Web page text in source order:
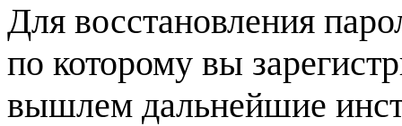
Для восстановления
по которому вы
вышлем дальнейшие